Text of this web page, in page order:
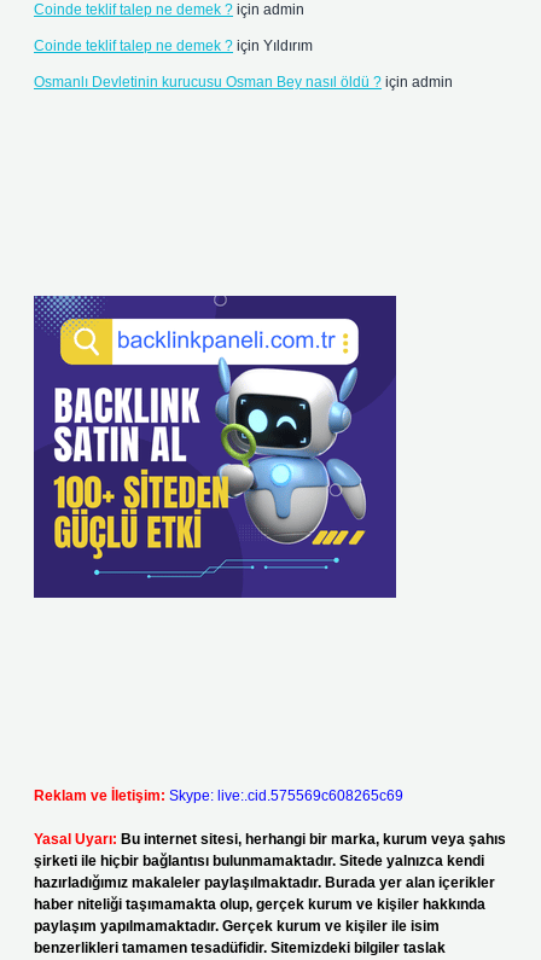
Coinde teklif talep ne demek ? için admin
Coinde teklif talep ne demek ? için Yıldırım
Osmanlı Devletinin kurucusu Osman Bey nasıl öldü ? için admin
Reklam ve İletişim: Skype: live:.cid.575569c608265c69
Yasal Uyarı: Bu internet sitesi, herhangi bir marka, kurum veya şahıs
şirketi ile hiçbir bağlantısı bulunmamaktadır. Sitede yalnızca kendi
hazırladığımız makaleler paylaşılmaktadır. Burada yer alan içerikler
haber niteliği taşımamakta olup, gerçek kurum ve kişiler hakkında
paylaşım yapılmamaktadır. Gerçek kurum ve kişiler ile isim
benzerlikleri tamamen tesadüfidir. Sitemizdeki bilgiler taslak